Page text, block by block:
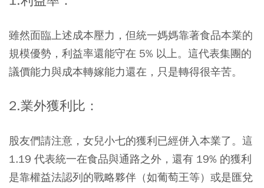
雖然面臨上述成本壓力，但統一媽媽靠著食品本業的
規模優勢，利益率還能守在 5% 以上。這代表集團的
議價能力與成本轉嫁能力還在，只是轉得很辛苦。
2.業外獲利比：
股友們請注意，女兒小七的獲利已經併入本業了。這
1.19 代表統一在食品與通路之外，還有 19% 的獲利
是靠權益法認列的戰略夥伴（如葡萄王等）或是匯兌